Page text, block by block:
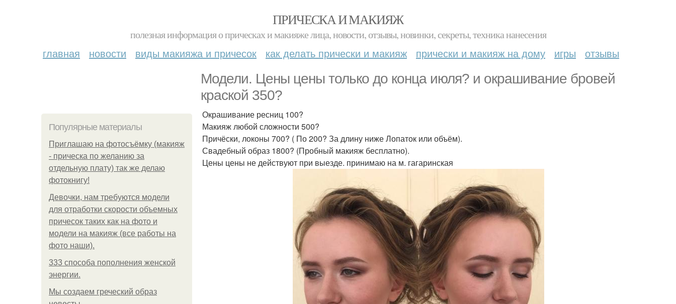
ПРИЧЕСКА И МАКИЯЖ
полезная информация о прическах и макияже лица, новости, отзывы, новинки, секреты, техника нанесения
главная новости виды макияжа и причесок как делать прически и макияж прически и макияж на дому игры отзывы
Модели. Цены цены только до конца июля? и окрашивание бровей
краской 350?
Популярные материалы
Приглашаю на фотосъёмку (макияж
- прическа по желанию за
отдельную плату) так же делаю
фотокнигу!
Девочки, нам требуются модели
для отработки скорости объемных
причесок таких как на фото и
модели на макияж (все работы на
фото наши).
333 способа пополнения женской
энергии.
Мы создаем греческий образ
Окрашивание ресниц 100?
Макияж любой сложности 500?
Причёски, локоны 700? ( По 200? За длину ниже Лопаток или объём).
Свадебный образ 1800? (Пробный макияж бесплатно).
Цены цены не действуют при выезде. принимаю на м. гагаринская